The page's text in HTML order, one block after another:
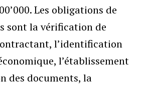
Les obligations de
sont la vérification de
l’identification
l’établissement
des documents, la